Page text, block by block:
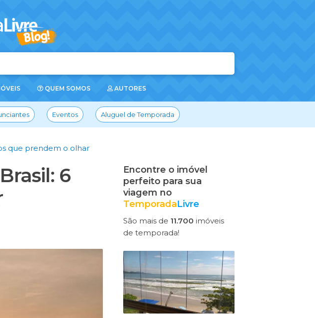
QUEM SOMOS AUTORES
Eventos Aluguel de Temporada
que prendem o olhar
6
Encontre o imóvel
perfeito para sua
viagem no
TemporadaLivre
São mais de 11.700 imóveis
de temporada!